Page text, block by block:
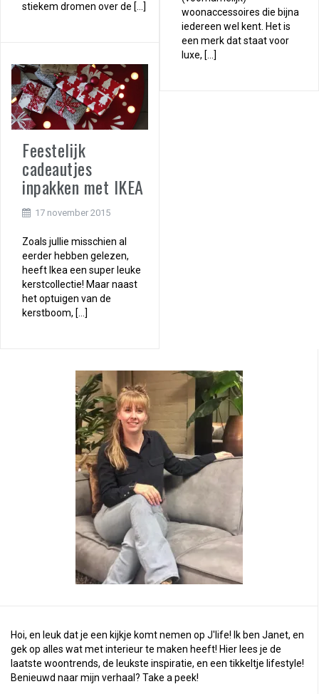
stiekem dromen over de […]
woonaccessoires die bijna
iedereen wel kent. Het is
een merk dat staat voor
luxe, […]
Feestelijk
cadeautjes
inpakken met IKEA
17 november 2015
Zoals jullie misschien al
eerder hebben gelezen,
heeft Ikea een super leuke
kerstcollectie! Maar naast
het optuigen van de
kerstboom, […]
Hoi, en leuk dat je een kijkje komt nemen op J'life! Ik ben Janet, en
gek op alles wat met interieur te maken heeft! Hier lees je de
laatste woontrends, de leukste inspiratie, en een tikkeltje lifestyle!
Benieuwd naar mijn verhaal? Take a peek!